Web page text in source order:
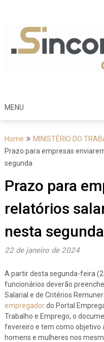
content
MENU
Home
MINISTÉRIO DO
Prazo para empresas
segunda
Prazo para
relatórios
nesta segunda
22 de janeiro de 2024
A partir desta segunda-feira
funcionários deverão
Salarial e de Critérios
empregadordo Portal
Trabalho e Emprego, o
fevereiro e tem como objetivo
homens e mulheres nos